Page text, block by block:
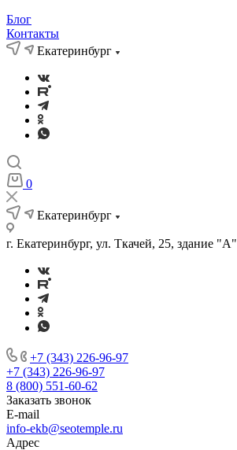
Блог
Контакты
Екатеринбург
0
Екатеринбург
г. Екатеринбург, ул. Ткачей, 25, здание "А"
+7 (343) 226-96-97
+7 (343) 226-96-97
8 (800) 551-60-62
Заказать звонок
E-mail
info-ekb@seotemple.ru
Адрес